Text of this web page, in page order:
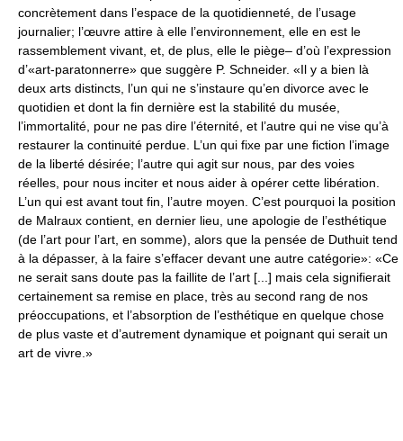
concrètement dans l’espace de la quotidienneté, de l’usage
journalier; l’œuvre attire à elle l’environnement, elle en est le
rassemblement vivant, et, de plus, elle le piège– d’où l’expression
d’«art-paratonnerre» que suggère P. Schneider. «Il y a bien là
deux arts distincts, l’un qui ne s’instaure qu’en divorce avec le
quotidien et dont la fin dernière est la stabilité du musée,
l’immortalité, pour ne pas dire l’éternité, et l’autre qui ne vise qu’à
restaurer la continuité perdue. L’un qui fixe par une fiction l’image
de la liberté désirée; l’autre qui agit sur nous, par des voies
réelles, pour nous inciter et nous aider à opérer cette libération.
L’un qui est avant tout fin, l’autre moyen. C’est pourquoi la position
de Malraux contient, en dernier lieu, une apologie de l’esthétique
(de l’art pour l’art, en somme), alors que la pensée de Duthuit tend
à la dépasser, à la faire s’effacer devant une autre catégorie»: «Ce
ne serait sans doute pas la faillite de l’art [...] mais cela signifierait
certainement sa remise en place, très au second rang de nos
préoccupations, et l’absorption de l’esthétique en quelque chose
de plus vaste et d’autrement dynamique et poignant qui serait un
art de vivre.»